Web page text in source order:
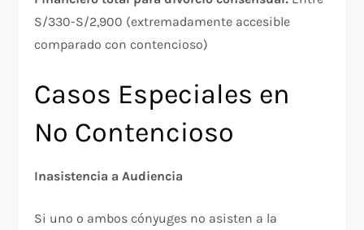
S/330-S/2,900 (extremadamente accesible
comparado con contencioso)
Casos Especiales en
No Contencioso
Inasistencia a Audiencia
Si uno o ambos cónyuges no asisten a la